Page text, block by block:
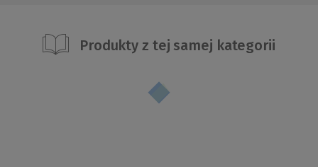
Produkty z tej samej kategorii